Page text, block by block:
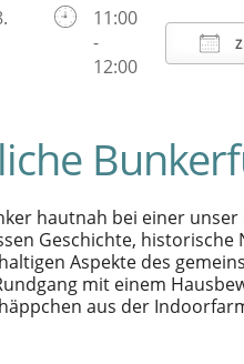
11:00
-
12:00
hautnah bei einer
Geschichte,
Aspekte des
mit einem
aus der